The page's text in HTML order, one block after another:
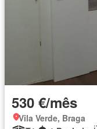
530 €/mês
Vila Verde, Braga